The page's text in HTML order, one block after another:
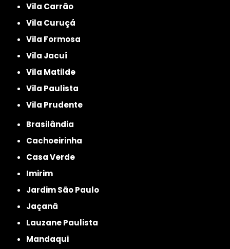
Vila Carrão
Vila Curuçá
Vila Formosa
Vila Jacuí
Vila Matilde
Vila Paulista
Vila Prudente
Brasilândia
Cachoeirinha
Casa Verde
Imirim
Jardim São Paulo
Jaçanã
Lauzane Paulista
Mandaqui